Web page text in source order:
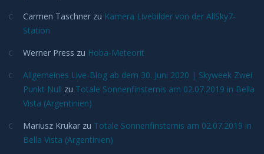
Carmen Taschner zu Kamera Livebilder von der AllSky7-
Station
Werner Press zu Hoba-Meteorit
Allgemeines Live-Blog ab dem 30. Juni 2020 | Skyweek Zwei
Punkt Null zu Totale Sonnenfinsternis am 02.07.2019 in Bella
Vista (Argentinien)
Mariusz Krukar zu Totale Sonnenfinsternis am 02.07.2019 in
Bella Vista (Argentinien)